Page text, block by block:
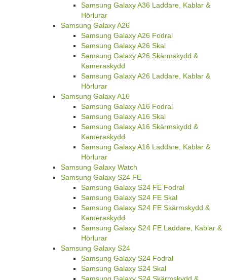
Samsung Galaxy A36 Laddare, Kablar &
Hörlurar
Samsung Galaxy A26
Samsung Galaxy A26 Fodral
Samsung Galaxy A26 Skal
Samsung Galaxy A26 Skärmskydd &
Kameraskydd
Samsung Galaxy A26 Laddare, Kablar &
Hörlurar
Samsung Galaxy A16
Samsung Galaxy A16 Fodral
Samsung Galaxy A16 Skal
Samsung Galaxy A16 Skärmskydd &
Kameraskydd
Samsung Galaxy A16 Laddare, Kablar &
Hörlurar
Samsung Galaxy Watch
Samsung Galaxy S24 FE
Samsung Galaxy S24 FE Fodral
Samsung Galaxy S24 FE Skal
Samsung Galaxy S24 FE Skärmskydd &
Kameraskydd
Samsung Galaxy S24 FE Laddare, Kablar &
Hörlurar
Samsung Galaxy S24
Samsung Galaxy S24 Fodral
Samsung Galaxy S24 Skal
Samsung Galaxy S24 Skärmskydd &